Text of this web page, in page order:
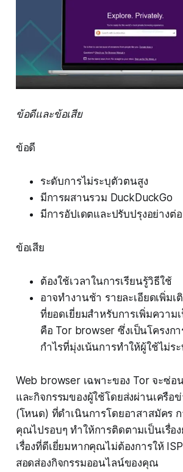
ข้อดีและข้อเสีย
ข้อดี
ระดับการไม่ระบุตัวตนสูง
มีการผสานรวม DuckDuckGo
มีการอัปเดตและปรับปรุงอย่างต่อ
ข้อเสีย
ต้องใช้เวลาในการเรียนรู้วิธีใช้
อาจทำงานช้า รายละเอียดเพิ่มเ
ที่ยอดเยี่ยมสำหรับการเพิ่มความ
คือ Tor browser ซึ่งเป็นโครงก
กำไรที่มุ่งเน้นการทำให้ผู้ใช้ไม่
Web browser เฉพาะของ Tor จะซ่อ
และกิจกรรมของผู้ใช้โดยส่งผ่านเครือ
(โหนด) ที่ดำเนินการโดยอาสาสมัคร
คุณไปรอบๆ ทำให้การติดตามเป็นเรื่อ
เรื่องที่ดีเยี่ยมหากคุณไม่ต้องการให้
สอดส่องกิจกรรมออนไลน์ของคุณ